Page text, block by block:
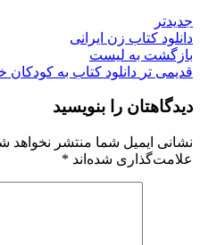
جدیدتر
دانلود کتاب زن ایرانی
بازگشت به لیست
قدیمی تر دانلود کتاب به کودکان
دیدگاهتان را بنویسید
نشانی ایمیل شما منتشر نخواهد
علامت‌گذاری شده‌اند *